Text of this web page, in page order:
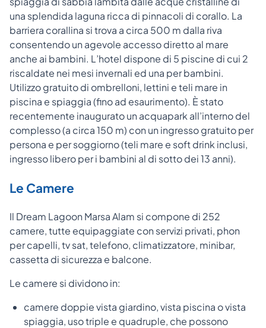
una splendida laguna ricca di pinnacoli di corallo. La
barriera corallina si trova a circa 500 m dalla riva
consentendo un agevole accesso diretto al mare
anche ai bambini. L’hotel dispone di 5 piscine di cui 2
riscaldate nei mesi invernali ed una per bambini.
Utilizzo gratuito di ombrelloni, lettini e teli mare in
piscina e spiaggia (fino ad esaurimento). È stato
recentemente inaugurato un acquapark all’interno del
complesso (a circa 150 m) con un ingresso gratuito per
persona e per soggiorno (teli mare e soft drink inclusi,
ingresso libero per i bambini al di sotto dei 13 anni).
Le Camere
Il Dream Lagoon Marsa Alam si compone di 252
camere, tutte equipaggiate con servizi privati, phon
per capelli, tv sat, telefono, climatizzatore, minibar,
cassetta di sicurezza e balcone.
Le camere si dividono in:
camere doppie vista giardino, vista piscina o vista
spiaggia, uso triple e quadruple, che possono